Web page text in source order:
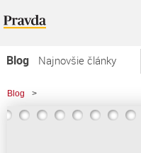
Blog
Najnovšie články
Najčítanejšie články
Najkomentovanejšie články
Blog >
> Drevený artikulárny kostol vo